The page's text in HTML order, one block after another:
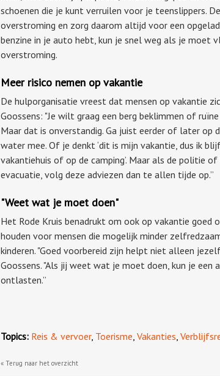
schoenen die je kunt verruilen voor je teenslippers.
overstroming en zorg daarom altijd voor een
benzine in je auto hebt, kun je snel weg als je moet
overstroming.
Meer risico nemen op vakantie
De hulporganisatie vreest dat mensen op vakantie
Goossens: "Je wilt graag een berg beklimmen of
Maar dat is onverstandig. Ga juist eerder of later op
water mee. Of je denkt ‘dit is mijn vakantie, dus ik
vakantiehuis of op de camping’. Maar als de politie
evacuatie, volg deze adviezen dan te allen tijde op.”
"Weet wat je moet doen"
Het Rode Kruis benadrukt om ook op vakantie
houden voor mensen die mogelijk minder
kinderen. "Goed voorbereid zijn helpt niet alleen
Goossens. "Als jij weet wat je moet doen, kun je een
ontlasten.”
Topics: Reis & vervoer, Toerisme Vakanties
« Terug naar het overzicht